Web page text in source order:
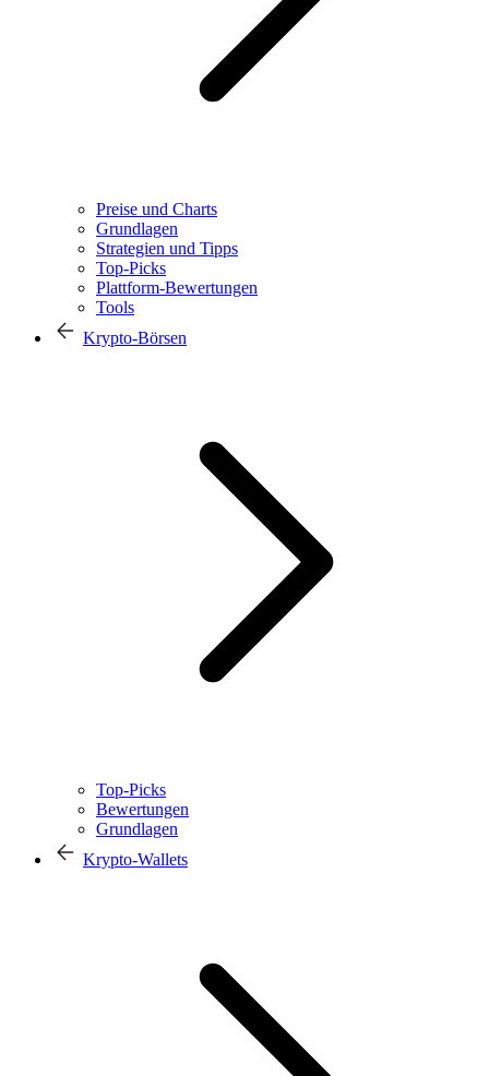
Preise und Charts
Grundlagen
Strategien und Tipps
Top-Picks
Plattform-Bewertungen
Tools
Krypto-Börsen
Top-Picks
Bewertungen
Grundlagen
Krypto-Wallets